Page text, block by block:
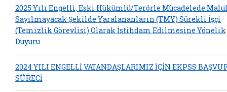
2025 Yılı Engelli, Eski Hükümlü/Terörle Mücadelede
Sayılmayacak Şekilde Yaralananların (TMY) Sürekli İşçi
(Temizlik Görevlisi) Olarak İstihdam Edilmesine Yönelik
Duyuru
2024 YILI ENGELLİ VATANDAŞLARIMIZ İÇİN EKPSS
SÜRECİ